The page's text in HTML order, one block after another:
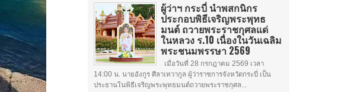
ผู้ว่าฯ กระบี่ นำพสกนิกร
ประกอบพิธีเจริญพระพุทธ
มนต์ ถวายพระราชกุศลแด่
ในหลวง ร.10 เนื่องในวันเฉลิม
พระชนมพรรษา 2569
เมื่อวันที่ 28 กรกฎาคม 2569 เวลา
14:00 น. นายอังกูร ศีลาเทวากูล ผู้ว่าราชการจังหวัดกระบี่ เป็น
ประธานในพิธีเจริญพระพุทธมนต์ถวายพระราชกุศล...